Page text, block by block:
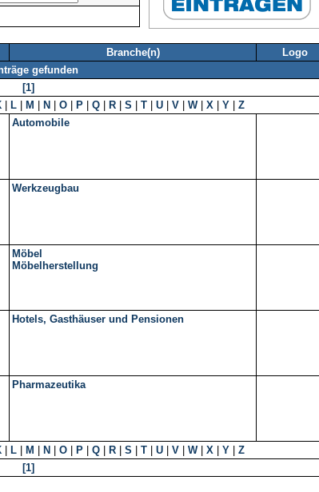
Branche(n)
Logo
gefunden
[1]
L M N O P Q R S T U V W| X Y
Z
Automobile
Werkzeugbau
Möbel
Möbelherstellung
Hotels, Gasthäuser und Pensionen
Pharmazeutika
L M N O P Q R S T U V W| X Y
Z
[1]